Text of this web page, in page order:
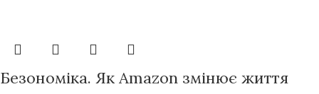
Безономіка. Як Amazon змінює життя